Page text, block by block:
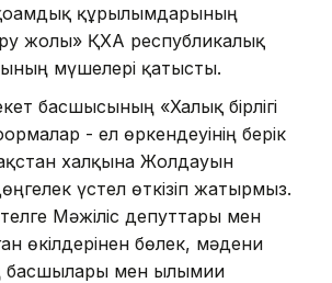
құрылымдарының
жолы» ҚХА республикалық
мүшелері қатысты.
басшысының «Халық бірлігі
- ел өркендеуінің берік
халқына Жолдауын
үстел өткізіп жатырмыз.
Мәжіліс депуттары мен
өкілдерінен бөлек, мәдени
басшылары мен ғылымии